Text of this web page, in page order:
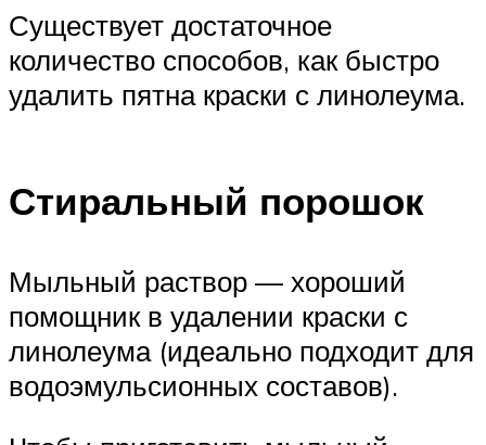
Существует достаточное
количество способов, как быстро
удалить пятна краски с линолеума.
Стиральный порошок
Мыльный раствор — хороший
помощник в удалении краски с
линолеума (идеально подходит для
водоэмульсионных составов).